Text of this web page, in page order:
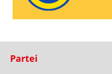
Partei